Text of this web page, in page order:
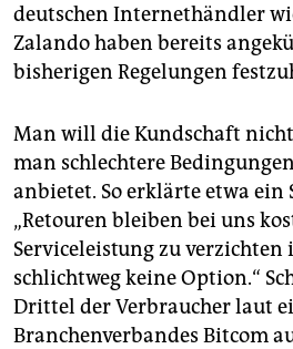
deutschen Internethändler
Zalando haben bereits
bisherigen Regelungen
Man will die Kundschaft
man schlechtere
anbietet. So erklärte etwa ein
„Retouren bleiben bei uns
Serviceleistung zu verzichten
schlichtweg keine Option.“
Drittel der Verbraucher laut
Branchenverbandes Bitcom